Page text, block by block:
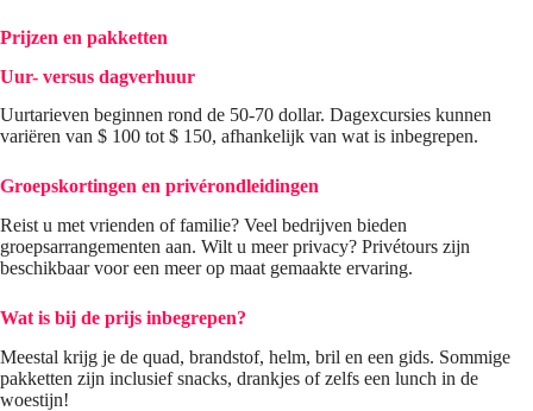
Prijzen en pakketten
Uur- versus dagverhuur
Uurtarieven beginnen rond de 50-70 dollar. Dagexcursies kunnen
variëren van $ 100 tot $ 150, afhankelijk van wat is inbegrepen.
Groepskortingen en privérondleidingen
Reist u met vrienden of familie? Veel bedrijven bieden
groepsarrangementen aan. Wilt u meer privacy? Privétours zijn
beschikbaar voor een meer op maat gemaakte ervaring.
Wat is bij de prijs inbegrepen?
Meestal krijg je de quad, brandstof, helm, bril en een gids. Sommige
pakketten zijn inclusief snacks, drankjes of zelfs een lunch in de
woestijn!